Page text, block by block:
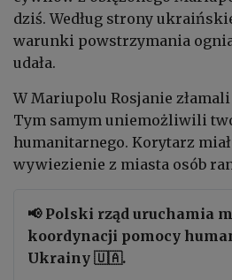
dziś. Według strony
warunki powstrzymania
udała.
W Mariupolu Rosjanie
Tym samym uniemożliwili
humanitarnego. Korytarz
wywiezienie z miasta osób
📢 Polski rząd uruchamia
koordynacji pomocy
Ukrainy 🇺🇦.